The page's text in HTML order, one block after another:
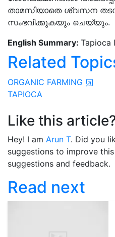
താമസിയാതെ ശ്വസന
സംഭവിക്കുകയും ചെയ്യും.
English Summary: Tapioca
Related
ORGANIC FARMING
TAPIOCA
Like this
Hey! I am Arun T. Did you
suggestions to improve
suggestions and feedback.
Read next